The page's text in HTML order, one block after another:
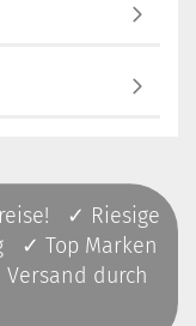
✓ Riesige
✓ Top Marken
durch